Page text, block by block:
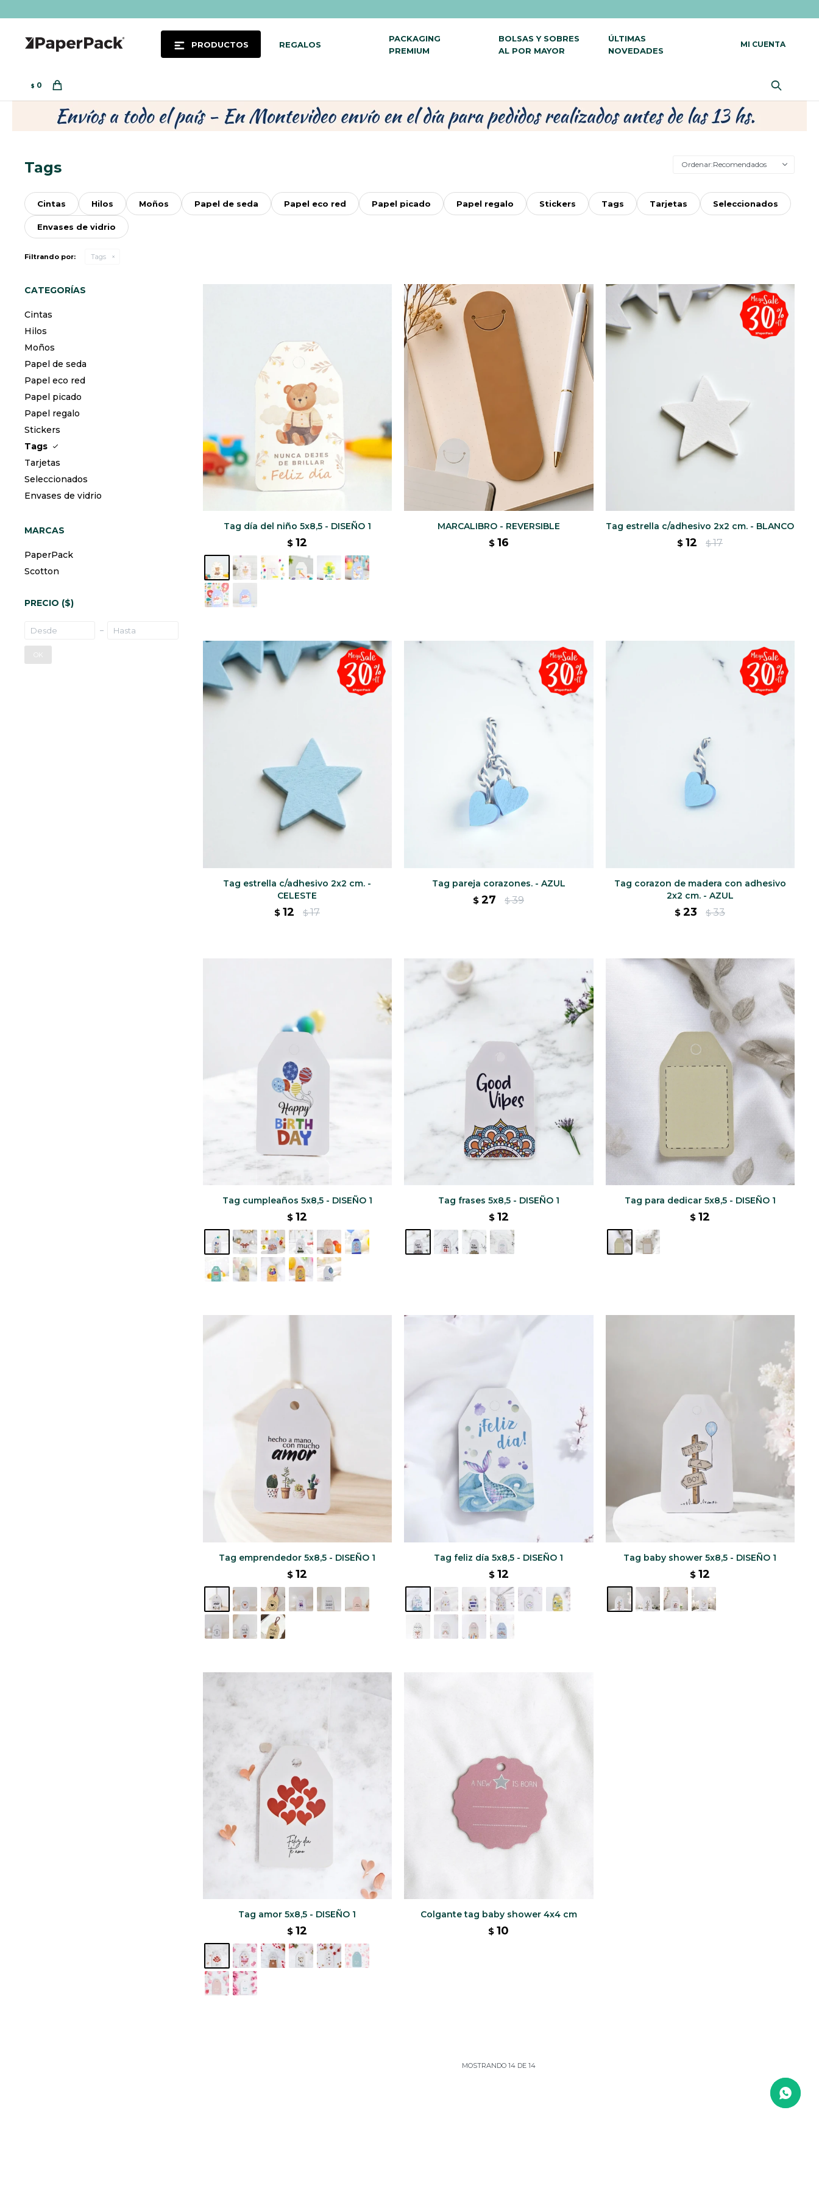
PRODUCTOS REGALOS
PACKAGING
PREMIUM
BOLSAS Y SOBRES
AL POR MAYOR
ÚLTIMAS
NOVEDADES
$ 0
Tags Recomendados
Cintas Hilos Moños Papel de seda Papel eco red Papel picado Papel regalo Stickers Tags Tarjetas Seleccionados
Envases de vidrio
Filtrando por: Tags
Tag día del niño 5x8,5 - DISEÑO 1
$ 12
MARCALIBRO - REVERSIBLE
$ 16
Tag estrella c/adhesivo 2x2 cm. - BLANCO
$ 12 $ 17
Tag estrella c/adhesivo 2x2 cm. -
CELESTE
$ 12 $ 17
Tag pareja corazones. - AZUL
$ 27 $ 39
Tag corazon de madera con adhesivo
2x2 cm. - AZUL
$ 23 $ 33
Tag cumpleaños 5x8,5 - DISEÑO 1
$ 12
Tag frases 5x8,5 - DISEÑO 1
$ 12
Tag para dedicar 5x8,5 - DISEÑO 1
$ 12
Tag emprendedor 5x8,5 - DISEÑO 1
$ 12
Tag feliz día 5x8,5 - DISEÑO 1
$ 12
Tag baby shower 5x8,5 - DISEÑO 1
$ 12
Tag amor 5x8,5 - DISEÑO 1
$ 12
Colgante tag baby shower 4x4 cm
$ 10
MOSTRANDO 14DE 14
CATEGORÍAS
Cintas
Hilos
Moños
Papel de seda
Papel eco red
Papel picado
Papel regalo
Stickers
Tags
Tarjetas
Seleccionados
Envases de vidrio
MARCAS
PaperPack
Scotton
PRECIO ($)
OK